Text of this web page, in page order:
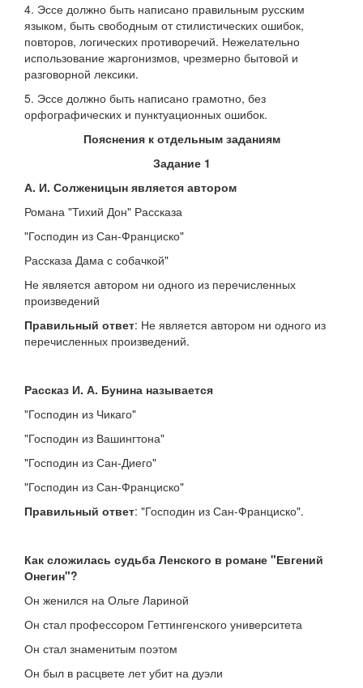
4. Эссе должно быть написано правильным русским
языком, быть свободным от стилистических ошибок,
повторов, логических противоречий. Нежелательно
использование жаргонизмов, чрезмерно бытовой и
разговорной лексики.
5. Эссе должно быть написано грамотно, без
орфографических и пунктуационных ошибок.
Пояснения к отдельным заданиям
Задание 1
А. И. Солженицын является автором
Романа "Тихий Дон" Рассказа
"Господин из Сан-Франциско"
Рассказа Дама с собачкой"
Не является автором ни одного из перечисленных
произведений
Правильный ответ: Не является автором ни одного из
перечисленных произведений.
Рассказ И. А. Бунина называется
"Господин из Чикаго"
"Господин из Вашингтона"
"Господин из Сан-Диего"
"Господин из Сан-Франциско"
Правильный ответ: "Господин из Сан-Франциско".
Как сложилась судьба Ленского в романе "Евгений
Онегин"?
Он женился на Ольге Лариной
Он стал профессором Геттингенского университета
Он стал знаменитым поэтом
Он был в расцвете лет убит на дуэли